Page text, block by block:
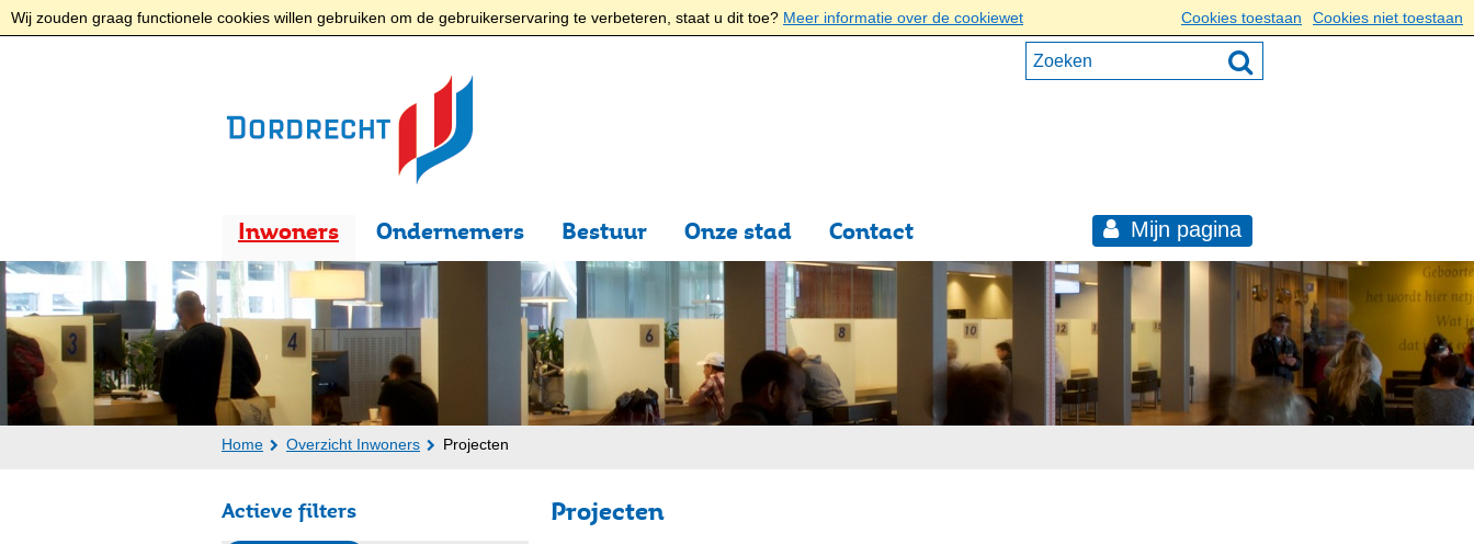
Wij zouden graag functionele cookies willen gebruiken om de gebruikerservaring te verbeteren, staat u dit toe? Meer informatie over de cookiewet Cookies toestaan Cookies niet toestaan
Inwoners Ondernemers Bestuur Onze stad Contact Mijn pagina
Home Overzicht Inwoners Projecten
Projecten
Actieve filters